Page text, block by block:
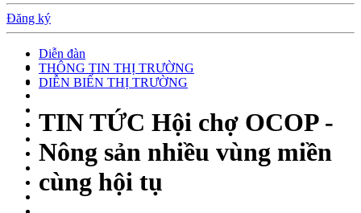
Đăng ký
Diễn đàn
THÔNG TIN THỊ TRƯỜNG
DIỄN BIẾN THỊ TRƯỜNG
TIN TỨC Hội chợ OCOP -
Nông sản nhiều vùng miền
cùng hội tụ